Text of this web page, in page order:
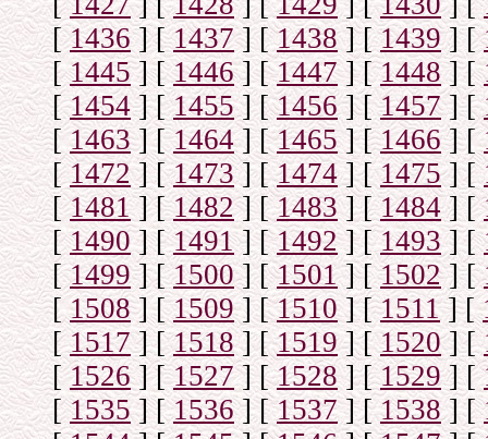
[1436] [1437] [1438] [1439] [
[1445] [1446] [1447] [1448] [
[1454] [1455] [1456] [1457] [
[1463] [1464] [1465] [1466] [
[1472] [1473] [1474] [1475] [
[1481] [1482] [1483] [1484] [
[1490] [1491] [1492] [1493] [
[1499] [1500] [1501] [1502] [
[1508] [1509] [1510] [1511] [
[1517] [1518] [1519] [1520] [
[1526] [1527] [1528 ] [1529] [
[1535] [1536] [1537] [1538] [